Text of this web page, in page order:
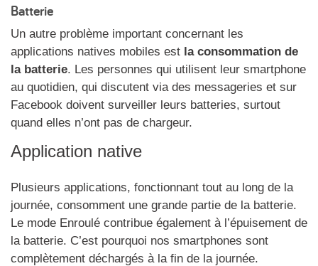
Batterie
Un autre problème important concernant les
applications natives mobiles est la consommation de
la batterie. Les personnes qui utilisent leur smartphone
au quotidien, qui discutent via des messageries et sur
Facebook doivent surveiller leurs batteries, surtout
quand elles n’ont pas de chargeur.
Application native
Plusieurs applications, fonctionnant tout au long de la
journée, consomment une grande partie de la batterie.
Le mode Enroulé contribue également à l’épuisement de
la batterie. C’est pourquoi nos smartphones sont
complètement déchargés à la fin de la journée.